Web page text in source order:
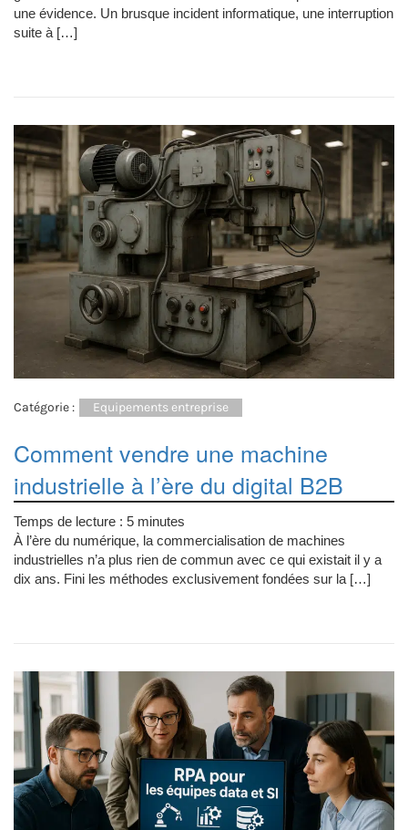
une évidence. Un brusque incident informatique, une interruption
suite à […]
Catégorie : Equipements entreprise
Comment vendre une machine
industrielle à l’ère du digital B2B
Temps de lecture : 5 minutes
À l’ère du numérique, la commercialisation de machines
industrielles n’a plus rien de commun avec ce qui existait il y a
dix ans. Fini les méthodes exclusivement fondées sur la […]